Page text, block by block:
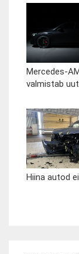
Mercedes-
valmistab
Hiina autod